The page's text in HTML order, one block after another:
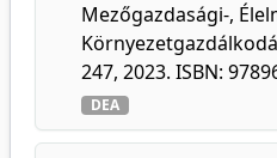
Mezőgazdasági-,
247, 2023. ISBN:
DEA